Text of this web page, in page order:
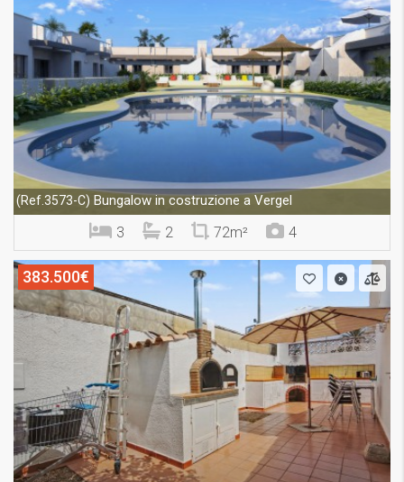
(Ref.3573-C) Bungalow in costruzione a Vergel
3 2 72m² 4
383.500€